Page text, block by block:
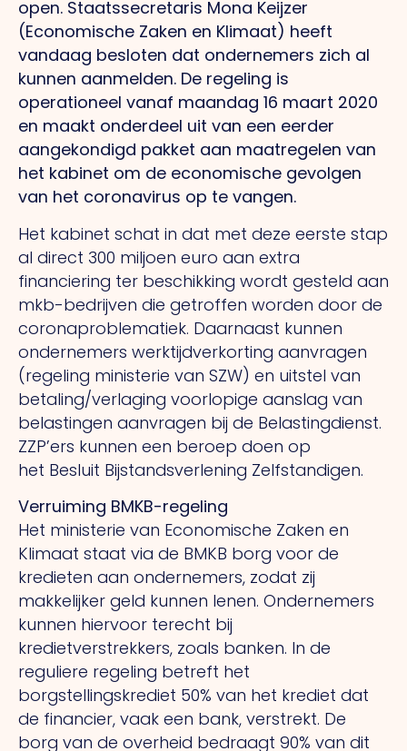
open. Staatssecretaris Mona Keijzer
(Economische Zaken en Klimaat) heeft
vandaag besloten dat ondernemers zich al
kunnen aanmelden. De regeling is
operationeel vanaf maandag 16 maart 2020
en maakt onderdeel uit van een eerder
aangekondigd pakket aan maatregelen van
het kabinet om de economische gevolgen
van het coronavirus op te vangen.
Het kabinet schat in dat met deze eerste stap
al direct 300 miljoen euro aan extra
financiering ter beschikking wordt gesteld aan
mkb-bedrijven die getroffen worden door de
coronaproblematiek. Daarnaast kunnen
ondernemers werktijdverkorting aanvragen
(regeling ministerie van SZW) en uitstel van
betaling/verlaging voorlopige aanslag van
belastingen aanvragen bij de Belastingdienst.
ZZP’ers kunnen een beroep doen op
het Besluit Bijstandsverlening Zelfstandigen.
Verruiming BMKB-regeling
Het ministerie van Economische Zaken en
Klimaat staat via de BMKB borg voor de
kredieten aan ondernemers, zodat zij
makkelijker geld kunnen lenen. Ondernemers
kunnen hiervoor terecht bij
kredietverstrekkers, zoals banken. In de
reguliere regeling betreft het
borgstellingskrediet 50% van het krediet dat
de financier, vaak een bank, verstrekt. De
borg van de overheid bedraagt 90% van dit